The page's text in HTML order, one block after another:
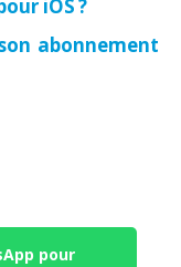
iOS ?
abonnement
pour